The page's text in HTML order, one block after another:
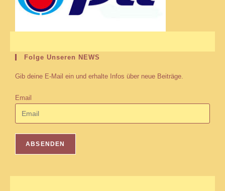
Folge Unseren NEWS
Gib deine E-Mail ein und erhalte Infos über neue Beiträge.
Email